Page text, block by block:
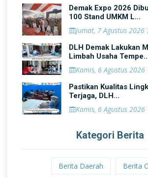
Demak Expo 2026
100 Stand UMKM L...
Jumat, 7 Agustus 2026
DLH Demak Lakukan
Limbah Usaha
Kamis, 6 Agustus 2026
Pastikan Kualitas
Terjaga, DLH...
Kamis, 6 Agustus 2026
Kategori Berita
Berita Daerah Berita